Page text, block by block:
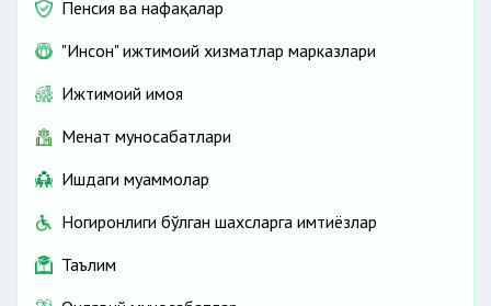
Пенсия ва нафақалар
"Инсон" ижтимоий хизматлар марказлари
Ижтимоий ҳимоя
Меҳнат муносабатлари
Ишдаги муаммолар
Ногиронлиги бўлган шахсларга имтиёзлар
Таълим